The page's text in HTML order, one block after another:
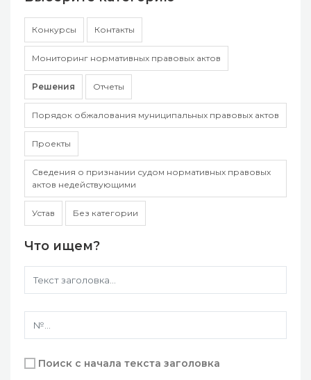
Конкурсы Контакты
Мониторинг нормативных правовых актов
Решения Отчеты
Порядок обжалования муниципальных правовых актов
Проекты
Сведения о признании судом нормативных правовых
актов недействующими
Устав Без категории
Что ищем?
Поиск с начала текста заголовка